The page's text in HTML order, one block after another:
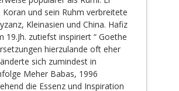
und sein Ruhm verbreitete
Kleinasien und China. Hafiz
zutiefst inspiriert “ Goethe
hierzulande oft eher
sich zumindest in
Meher Babas, 1996
die Essenz und Inspiration